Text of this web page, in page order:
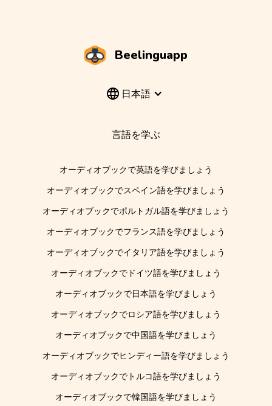
Beelinguapp
日本語
言語を学ぶ
オーディオブックで英語を学びましょう
オーディオブックでスペイン語を学びましょう
オーディオブックでポルトガル語を学びましょう
オーディオブックでフランス語を学びましょう
オーディオブックでイタリア語を学びましょう
オーディオブックでドイツ語を学びましょう
オーディオブックで日本語を学びましょう
オーディオブックでロシア語を学びましょう
オーディオブックで中国語を学びましょう
オーディオブックでヒンディー語を学びましょう
オーディオブックでトルコ語を学びましょう
オーディオブックで韓国語を学びましょう